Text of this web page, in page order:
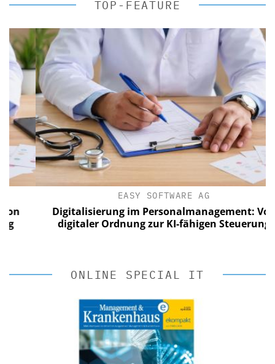
TOP-FEATURE
EASY SOFTWARE AG
Digitalisierung im Personalmanagement: Von
digitaler Ordnung zur KI-fähigen Steuerung
ONLINE SPECIAL IT